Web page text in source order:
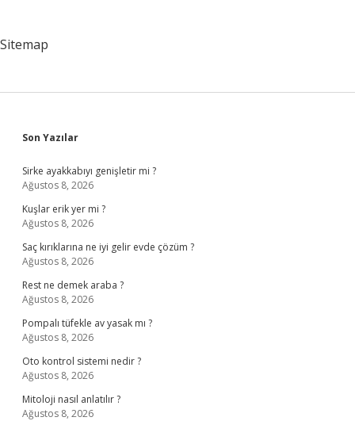
Sitemap
Sidebar
Son Yazılar
Sirke ayakkabıyı genişletir mi ?
Ağustos 8, 2026
Kuşlar erik yer mi ?
Ağustos 8, 2026
Saç kırıklarına ne iyi gelir evde çözüm ?
Ağustos 8, 2026
Rest ne demek araba ?
Ağustos 8, 2026
Pompalı tüfekle av yasak mı ?
Ağustos 8, 2026
Oto kontrol sistemi nedir ?
Ağustos 8, 2026
Mitoloji nasıl anlatılır ?
Ağustos 8, 2026